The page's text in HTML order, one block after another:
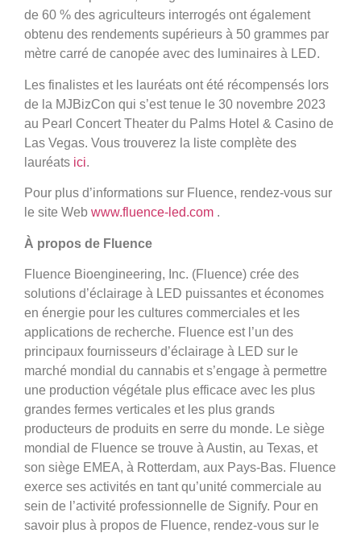
de 60 % des agriculteurs interrogés ont également
obtenu des rendements supérieurs à 50 grammes par
mètre carré de canopée avec des luminaires à LED.
Les finalistes et les lauréats ont été récompensés lors
de la MJBizCon qui s’est tenue le 30 novembre 2023
au Pearl Concert Theater du Palms Hotel & Casino de
Las Vegas. Vous trouverez la liste complète des
lauréats ici.
Pour plus d’informations sur Fluence, rendez-vous sur
le site Web www.fluence-led.com .
À propos de Fluence
Fluence Bioengineering, Inc. (Fluence) crée des
solutions d’éclairage à LED puissantes et économes
en énergie pour les cultures commerciales et les
applications de recherche. Fluence est l’un des
principaux fournisseurs d’éclairage à LED sur le
marché mondial du cannabis et s’engage à permettre
une production végétale plus efficace avec les plus
grandes fermes verticales et les plus grands
producteurs de produits en serre du monde. Le siège
mondial de Fluence se trouve à Austin, au Texas, et
son siège EMEA, à Rotterdam, aux Pays-Bas. Fluence
exerce ses activités en tant qu’unité commerciale au
sein de l’activité professionnelle de Signify. Pour en
savoir plus à propos de Fluence, rendez-vous sur le